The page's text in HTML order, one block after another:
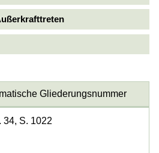
Gliederungsnummer
34, S. 1022